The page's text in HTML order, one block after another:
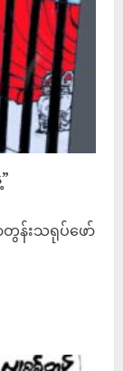
တွန်းသရုပ်ဖော်